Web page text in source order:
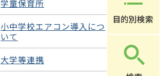
学童保育所
小中学校エアコン導入につ
いて
大学等連携